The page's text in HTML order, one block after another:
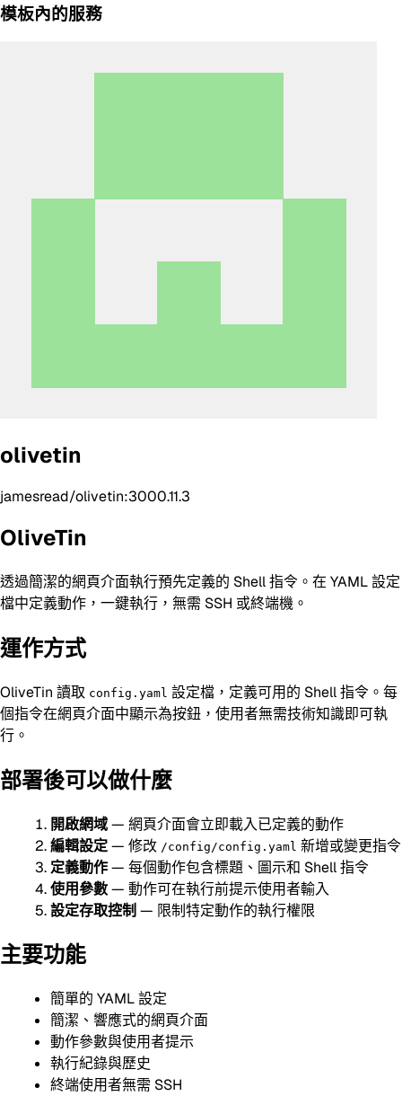
模板內的服務
olivetin
jamesread/olivetin:3000.11.3
OliveTin
透過簡潔的網頁介面執行預先定義的 Shell 指令。在 YAML 設定
檔中定義動作，一鍵執行，無需 SSH 或終端機。
運作方式
OliveTin 讀取 config.yaml 設定檔，定義可用的 Shell 指令。每
個指令在網頁介面中顯示為按鈕，使用者無需技術知識即可執
行。
部署後可以做什麼
開啟網域— 網頁介面會立即載入已定義的動作
編輯設定— 修改 /config/config.yaml 新增或變更指令
定義動作— 每個動作包含標題、圖示和 Shell 指令
使用參數— 動作可在執行前提示使用者輸入
設定存取控制 — 限制特定動作的執行權限
主要功能
簡單的 YAML 設定
簡潔、響應式的網頁介面
動作參數與使用者提示
執行紀錄與歷史
終端使用者無需 SSH